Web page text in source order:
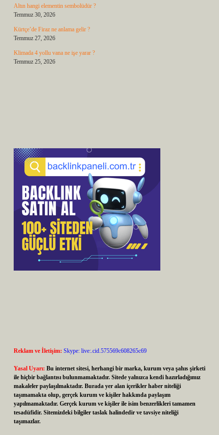
Altın hangi elementin sembolüdür ?
Temmuz 30, 2026
Kürtçe’de Firaz ne anlama gelir ?
Temmuz 27, 2026
Klimada 4 yollu vana ne işe yarar ?
Temmuz 25, 2026
Reklam ve İletişim: Skype: live:.cid.575569c608265c69
Yasal Uyarı: Bu internet sitesi, herhangi bir marka, kurum veya şahıs şirketi
ile hiçbir bağlantısı bulunmamaktadır. Sitede yalnızca kendi hazırladığımız
makaleler paylaşılmaktadır. Burada yer alan içerikler haber niteliği
taşımamakta olup, gerçek kurum ve kişiler hakkında paylaşım
yapılmamaktadır. Gerçek kurum ve kişiler ile isim benzerlikleri tamamen
tesadüfidir. Sitemizdeki bilgiler taslak halindedir ve tavsiye niteliği
taşımazlar.